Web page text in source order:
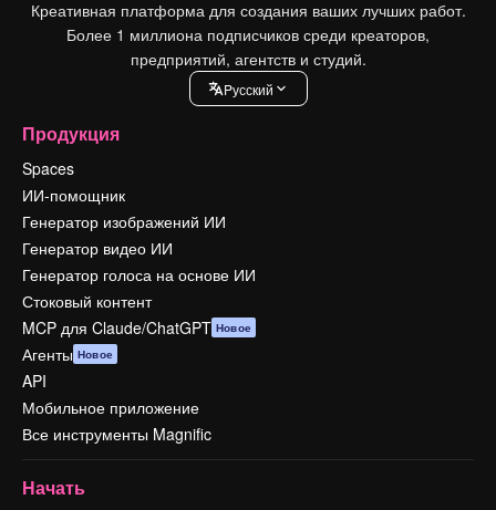
Креативная платформа для создания ваших лучших работ.
Более 1 миллиона подписчиков среди креаторов,
предприятий, агентств и студий.
Pусский
Продукция
Spaces
ИИ-помощник
Генератор изображений ИИ
Генератор видео ИИ
Генератор голоса на основе ИИ
Стоковый контент
MCP для Claude/ChatGPT Новое
Агенты Новое
API
Мобильное приложение
Все инструменты Magnific
Начать